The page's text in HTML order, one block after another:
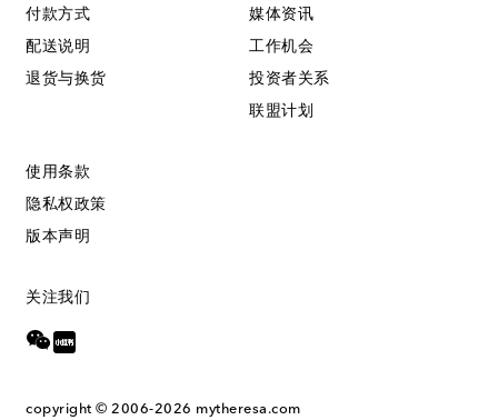
付款方式
配送说明
退货与换货
媒体资讯
工作机会
投资者关系
联盟计划
使用条款
隐私权政策
版本声明
关注我们
copyright © 2006-2026 mytheresa.com